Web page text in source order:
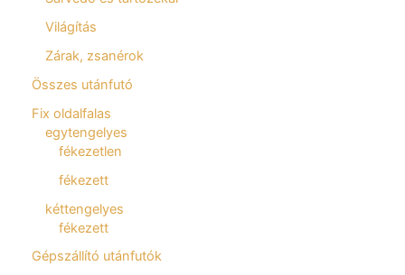
Világítás
Zárak, zsanérok
Összes utánfutó
Fix oldalfalas
egytengelyes
fékezetlen
fékezett
kéttengelyes
fékezett
Gépszállító utánfutók